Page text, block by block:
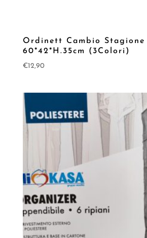
Ordinett Cambio Stagione
60*42*H.35cm (3Colori)
€12,90